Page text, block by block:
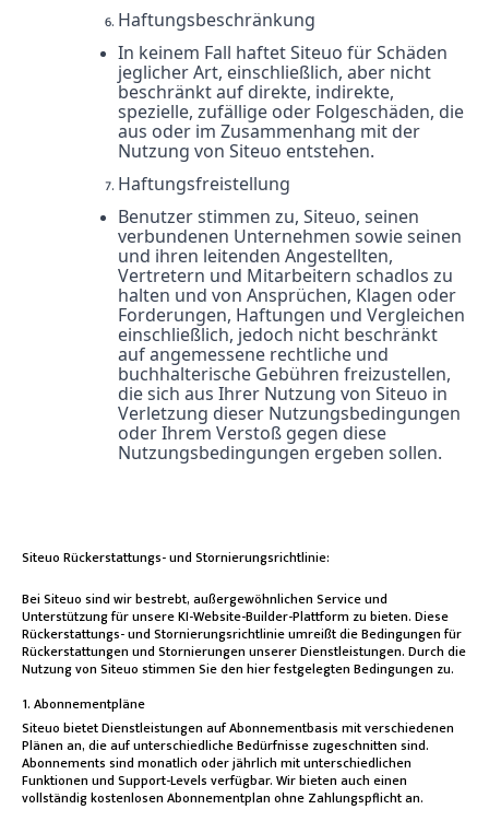
Haftungsbeschränkung
In keinem Fall haftet Siteuo für Schäden
jeglicher Art, einschließlich, aber nicht
beschränkt auf direkte, indirekte,
spezielle, zufällige oder Folgeschäden, die
aus oder im Zusammenhang mit der
Nutzung von Siteuo entstehen.
Haftungsfreistellung
Benutzer stimmen zu, Siteuo, seinen
verbundenen Unternehmen sowie seinen
und ihren leitenden Angestellten,
Vertretern und Mitarbeitern schadlos zu
halten und von Ansprüchen, Klagen oder
Forderungen, Haftungen und Vergleichen
einschließlich, jedoch nicht beschränkt
auf angemessene rechtliche und
buchhalterische Gebühren freizustellen,
die sich aus Ihrer Nutzung von Siteuo in
Verletzung dieser Nutzungsbedingungen
oder Ihrem Verstoß gegen diese
Nutzungsbedingungen ergeben sollen.
Siteuo Rückerstattungs- und Stornierungsrichtlinie:
Bei Siteuo sind wir bestrebt, außergewöhnlichen Service und
Unterstützung für unsere KI-Website-Builder-Plattform zu bieten. Diese
Rückerstattungs- und Stornierungsrichtlinie umreißt die Bedingungen für
Rückerstattungen und Stornierungen unserer Dienstleistungen. Durch die
Nutzung von Siteuo stimmen Sie den hier festgelegten Bedingungen zu.
1. Abonnementpläne
Siteuo bietet Dienstleistungen auf Abonnementbasis mit verschiedenen
Plänen an, die auf unterschiedliche Bedürfnisse zugeschnitten sind.
Abonnements sind monatlich oder jährlich mit unterschiedlichen
Funktionen und Support-Levels verfügbar. Wir bieten auch einen
vollständig kostenlosen Abonnementplan ohne Zahlungspflicht an.